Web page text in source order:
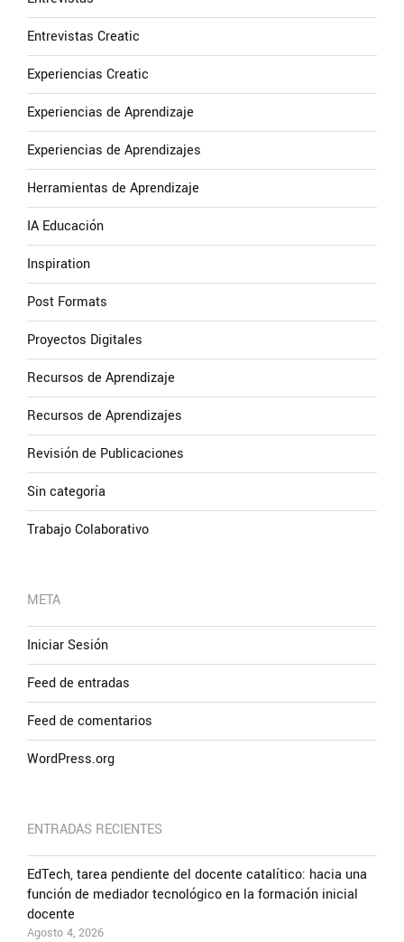
Entrevistas Creatic
Experiencias Creatic
Experiencias de Aprendizaje
Experiencias de Aprendizajes
Herramientas de Aprendizaje
IA Educación
Inspiration
Post Formats
Proyectos Digitales
Recursos de Aprendizaje
Recursos de Aprendizajes
Revisión de Publicaciones
Sin categoría
Trabajo Colaborativo
META
Iniciar Sesión
Feed de entradas
Feed de comentarios
WordPress.org
ENTRADAS RECIENTES
EdTech, tarea pendiente del docente catalítico: hacia una
función de mediador tecnológico en la formación inicial
docente
Agosto 4, 2026